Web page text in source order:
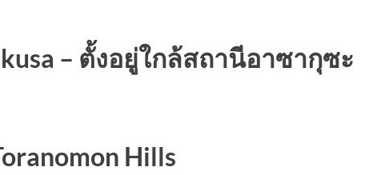
– ตั้งอยู่ใกล้สถานีอาซากุซะ
Hills